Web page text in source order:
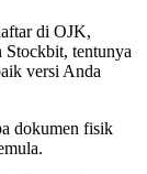
di OJK,
Stockbit, tentunya
versi Anda
dokumen fisik